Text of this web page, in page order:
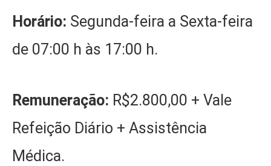
Horário: Segunda-feira a Sexta-feira
de 07:00 h às 17:00 h.
Remuneração: R$2.800,00 + Vale
Refeição Diário + Assistência
Médica.